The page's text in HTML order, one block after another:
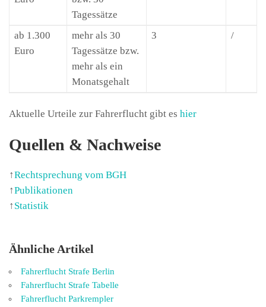
Tagessätze
ab 1.300
Euro
mehr als 30
Tagessätze bzw.
mehr als ein
Monatsgehalt
3 /
Aktuelle Urteile zur Fahrerflucht gibt es hier
Quellen & Nachweise
↑Rechtsprechung vom BGH
↑Publikationen
↑Statistik
Ähnliche Artikel
Fahrerflucht Strafe Berlin
Fahrerflucht Strafe Tabelle
Fahrerflucht Parkrempler